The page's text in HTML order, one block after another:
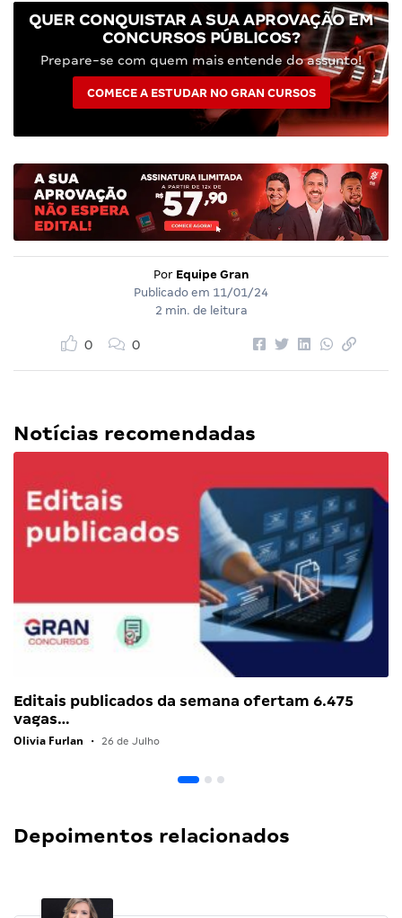
QUER CONQUISTAR A SUA APROVAÇÃO EM
CONCURSOS PÚBLICOS?
Prepare-se com quem mais entende do assunto!
COMECE A ESTUDAR NO GRAN CURSOS
Por Equipe Gran
Publicado em 11/01/24
2 min. de leitura
0 0
Notícias recomendadas
Editais publicados da semana ofertam 6.475
vagas…
Olivia Furlan • 26 de Julho
Depoimentos relacionados